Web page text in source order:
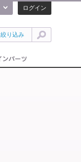
ログイン
絞り込み